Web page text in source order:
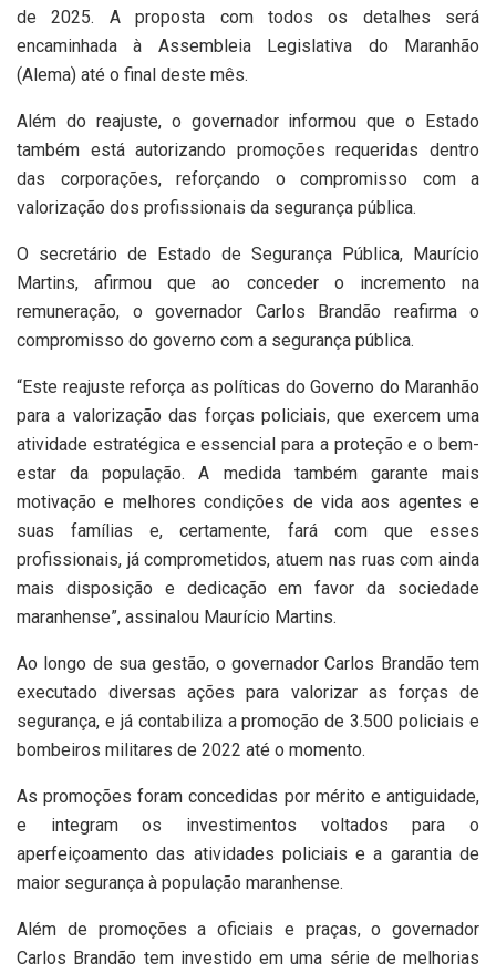
de 2025. A proposta com todos os detalhes será
encaminhada à Assembleia Legislativa do Maranhão
(Alema) até o final deste mês.
Além do reajuste, o governador informou que o Estado
também está autorizando promoções requeridas dentro
das corporações, reforçando o compromisso com a
valorização dos profissionais da segurança pública.
O secretário de Estado de Segurança Pública, Maurício
Martins, afirmou que ao conceder o incremento na
remuneração, o governador Carlos Brandão reafirma o
compromisso do governo com a segurança pública.
“Este reajuste reforça as políticas do Governo do Maranhão
para a valorização das forças policiais, que exercem uma
atividade estratégica e essencial para a proteção e o bem-
estar da população. A medida também garante mais
motivação e melhores condições de vida aos agentes e
suas famílias e, certamente, fará com que esses
profissionais, já comprometidos, atuem nas ruas com ainda
mais disposição e dedicação em favor da sociedade
maranhense”, assinalou Maurício Martins.
Ao longo de sua gestão, o governador Carlos Brandão tem
executado diversas ações para valorizar as forças de
segurança, e já contabiliza a promoção de 3.500 policiais e
bombeiros militares de 2022 até o momento.
As promoções foram concedidas por mérito e antiguidade,
e integram os investimentos voltados para o
aperfeiçoamento das atividades policiais e a garantia de
maior segurança à população maranhense.
Além de promoções a oficiais e praças, o governador
Carlos Brandão tem investido em uma série de melhorias